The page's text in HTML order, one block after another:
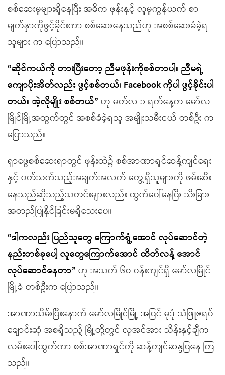
စစ်ဆေးမှုများရှိနေပြီး အဓိက ဖုန်းနှင့် လူမှုကွန်ယက် စာ
မျက်နှာကိုဖွင့်ခိုင်းကာ စစ်ဆေးနေသည်ဟု အစစ်ဆေးခံခဲ့ရ
သူများ က ပြောသည်။
“ဆိုင်ကယ်ကို တားပြီးတော့ ညီမဖုန်းကိုစစ်တာပါ။ ညီမရဲ့
ကျောပိုးအိတ်လည်း ဖွင့်စစ်တယ်၊ Facebook ကိုပါ ဖွင့်ခိုင်းပါ
တယ်။ အဲ့လိုမျိုး စစ်တယ်” ဟု မတ်လ ၁ ရက်နေ့က မော်လ
မြိုင်မြို့အထွက်တွင် အစစ်ခံခဲ့ရသူ အမျိုးသမီးငယ် တစ်ဦး က
ပြောသည်။
ရှာဖွေစစ်ဆေးရာတွင် ဖုန်းထဲ၌ စစ်အာဏာရှင်ဆန့်ကျင်ရေး
နှင့် ပတ်သက်သည့်အချက်အလက် တွေ့ရှိသူများကို ဖမ်းဆီး
နေသည်ဆိုသည့်သတင်းများလည်း ထွက်ပေါ်နေပြီး သီးခြား
အတည်ပြုနိုင်ခြင်းမရှိသေးပေ။
“ဒါကလည်း ပြည်သူတွေ ကြောက်ရွံ့အောင် လုပ်ဆောင်တဲ့
နည်းတစ်ခုပေါ့ လူတွေကြောက်အောင် ထိတ်လန့် အောင်
လုပ်ဆောင်နေတာ” ဟု အသက် ၆၀ ဝန်းကျင်ရှိ မော်လမြိုင်
မြို့ခံ တစ်ဦးက ပြောသည်။
အာဏာသိမ်းပြီးနောက် မော်လမြိုင်မြို့ အပြင် မုဒုံ သံဖြူဇရပ်
ချောင်းဆုံ အစရှိသည့် မြို့တို့တွင် လူအင်အား သိန်းနှင့်ချီက
လမ်းပေါ်ထွက်ကာ စစ်အာဏာရှင်ကို ဆန့်ကျင်ဆန္ဒပြနေ ကြ
သည်။